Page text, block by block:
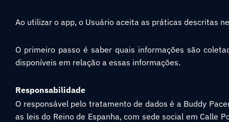
Ao utilizar o app, o Usuário aceita as práticas descritas
O primeiro passo é saber quais informações são
disponíveis em relação a essas informações.
Responsabilidade
O responsável pelo tratamento de dados é a Buddy
as leis do Reino de Espanha, com sede social em Calle